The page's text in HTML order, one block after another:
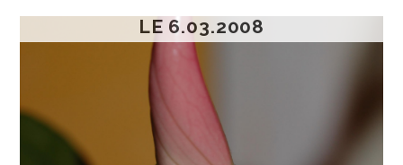
LE 6.03.2008